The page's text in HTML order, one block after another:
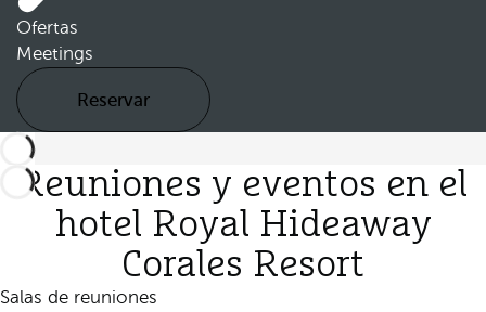
Ofertas
Meetings
Reservar
Reuniones y eventos en el
hotel Royal Hideaway
Corales Resort
Salas de reuniones